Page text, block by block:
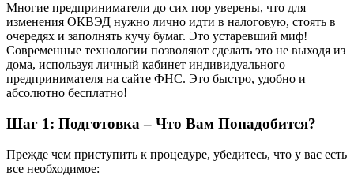
Многие предприниматели до сих пор уверены, что для
изменения ОКВЭД нужно лично идти в налоговую, стоять в
очередях и заполнять кучу бумаг. Это устаревший миф!
Современные технологии позволяют сделать это не выходя из
дома, используя личный кабинет индивидуального
предпринимателя на сайте ФНС. Это быстро, удобно и
абсолютно бесплатно!
Шаг 1: Подготовка – Что Вам Понадобится?
Прежде чем приступить к процедуре, убедитесь, что у вас есть
все необходимое: